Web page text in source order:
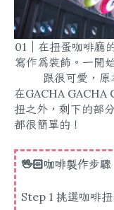
01｜在扭蛋咖啡廳
寫作為裝飾。一開
跟很可愛，原
在GACHA GACHA
扭之外，剩下的部
都很簡單的！
🖖🏻咖啡製作步驟
Step 1 挑選咖啡